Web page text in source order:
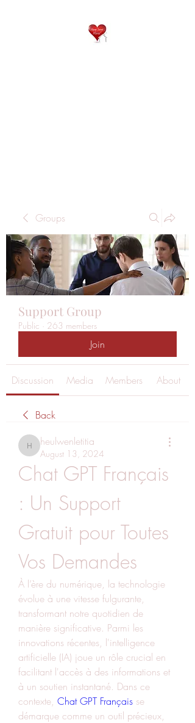
Groups
Support Group
Public · 263 members
Join
Discussion Media Members About
Back
heulwenletitia
heulwenletitia
August 13, 2024
Chat GPT Français
: Un Support
Gratuit pour Toutes
Vos Demandes
À l’ère du numérique, la technologie
évolue à une vitesse fulgurante,
transformant notre quotidien de
manière significative. Parmi les
innovations récentes, l'intelligence
artificielle (IA) joue un rôle crucial en
facilitant l'accès à des informations et
à un soutien instantané. Dans ce
contexte, Chat GPT Français se
démarque comme un outil précieux,